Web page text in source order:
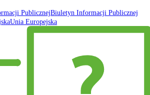
Biuletyn Informacji Publicznej
Unia Europejska